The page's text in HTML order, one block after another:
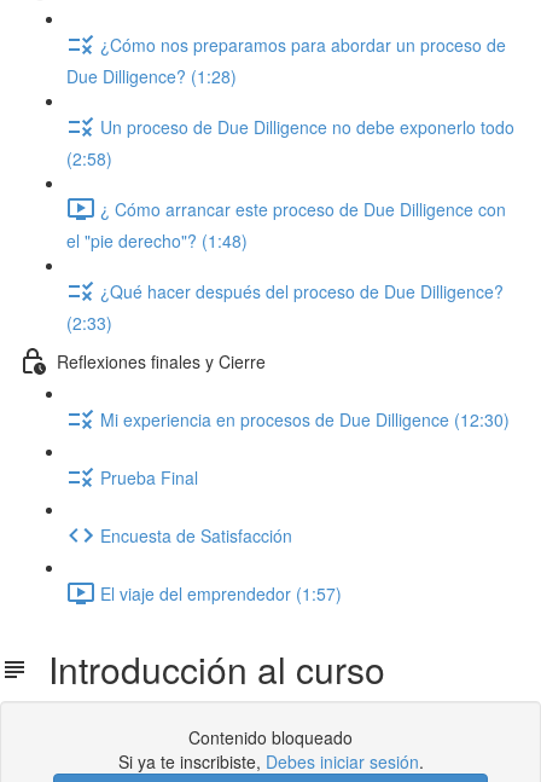
¿Cómo nos preparamos para abordar un proceso de
Due Dilligence? (1:28)
Un proceso de Due Dilligence no debe exponerlo todo
(2:58)
¿ Cómo arrancar este proceso de Due Dilligence con
el "pie derecho"? (1:48)
¿Qué hacer después del proceso de Due Dilligence?
(2:33)
Reflexiones finales y Cierre
Mi experiencia en procesos de Due Dilligence (12:30)
Prueba Final
Encuesta de Satisfacción
El viaje del emprendedor (1:57)
Introducción al curso
Contenido bloqueado
Si ya te inscribiste, Debes iniciar sesión.